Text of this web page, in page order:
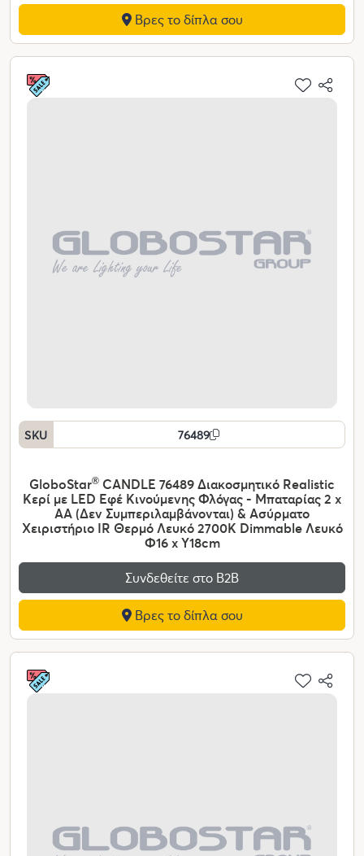
Βρες το δίπλα σου
SKU 76489
GloboStar® CANDLE 76489 Διακοσμητικό Realistic
Κερί με LED Εφέ Κινούμενης Φλόγας - Μπαταρίας 2 x
AA (Δεν Συμπεριλαμβάνονται) & Ασύρματο
Χειριστήριο IR Θερμό Λευκό 2700K Dimmable Λευκό
Φ16 x Υ18cm
Συνδεθείτε στο Β2Β
Βρες το δίπλα σου